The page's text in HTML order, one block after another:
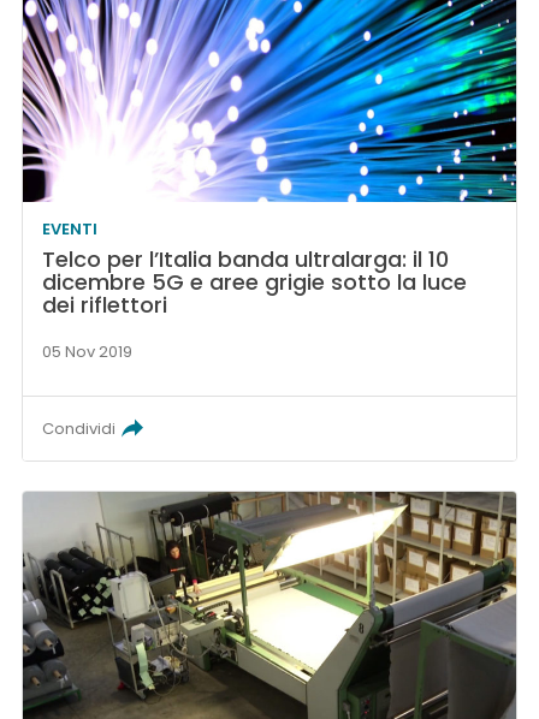
EVENTI
Telco per l’Italia banda ultralarga: il 10
dicembre 5G e aree grigie sotto la luce
dei riflettori
05 Nov 2019
Condividi